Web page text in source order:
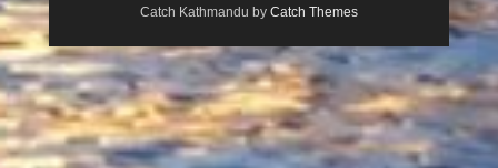
Catch Kathmandu by Catch Themes